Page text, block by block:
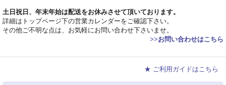
土日祝日、年末年始は配送をお休みさせて頂いております。
詳細はトップページ下の営業カレンダーをご確認下さい。
その他ご不明な点は、お気軽にお問い合わせ下さいませ。
>>お問い合わせはこちら
★ ご利用ガイドはこちら